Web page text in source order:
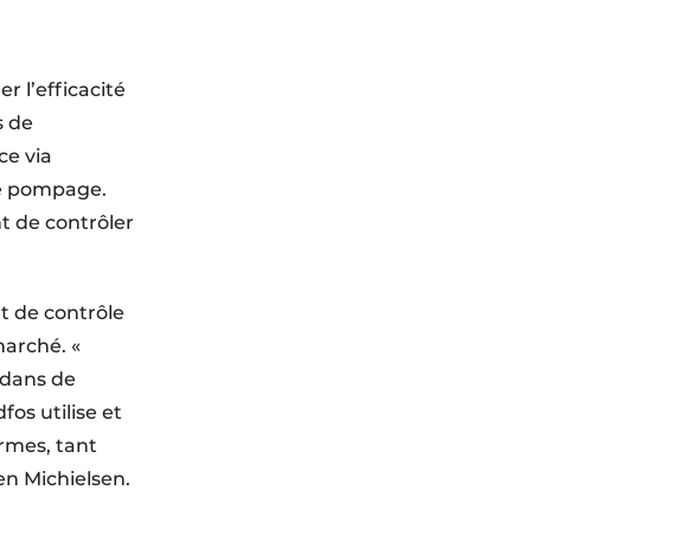
l’efficacité
de
via
pompage.
de contrôler
de contrôle
«
de
utilise et
tant
Michielsen.